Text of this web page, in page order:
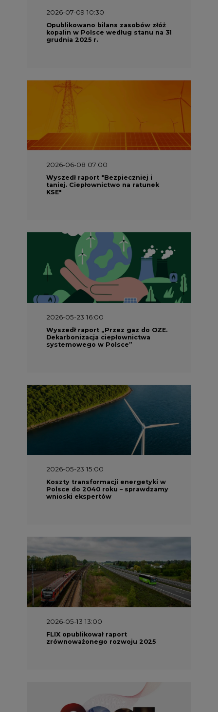
2026-07-09 10:30
Opublikowano bilans zasobów złóż
kopalin w Polsce według stanu na 31
grudnia 2025 r.
2026-06-08 07:00
Wyszedł raport "Bezpieczniej i
taniej. Ciepłownictwo na ratunek
KSE"
2026-05-23 16:00
Wyszedł raport „Przez gaz do OZE.
Dekarbonizacja ciepłownictwa
systemowego w Polsce”
2026-05-23 15:00
Koszty transformacji energetyki w
Polsce do 2040 roku – sprawdzamy
wnioski ekspertów
2026-05-13 13:00
FLIX opublikował raport
zrównoważonego rozwoju 2025